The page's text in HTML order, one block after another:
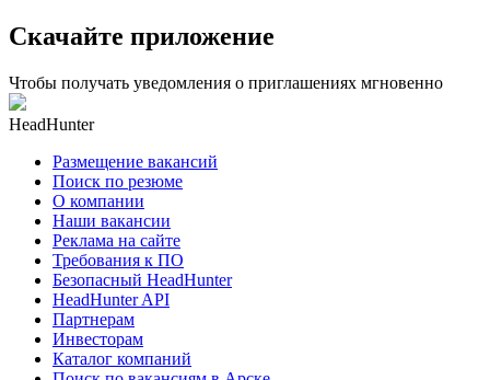
Скачайте приложение
Чтобы получать уведомления о приглашениях мгновенно
HeadHunter
Размещение вакансий
Поиск по резюме
О компании
Наши вакансии
Реклама на сайте
Требования к ПО
Безопасный HeadHunter
HeadHunter API
Партнерам
Инвесторам
Каталог компаний